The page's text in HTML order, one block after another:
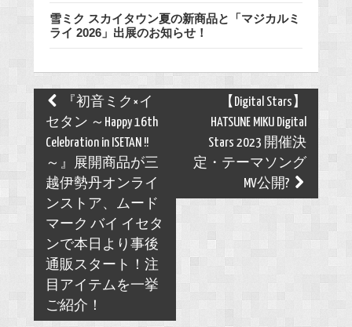
雪ミク スカイタウン夏の新商品と「マジカルミ
ライ 2026」出展のお知らせ！
Post
navigation
『初音ミク×イ
セタン ～Happy 16th
Celebration in ISETAN !!
～』展開商品が三
越伊勢丹オンライ
ンストア、ムード
マーク バイ イセタ
ンで本日より事後
通販スタート！注
目アイテムを一挙
ご紹介！
【Digital Stars】
HATSUNE MIKU Digital
Stars 2023 開催決
定・テーマソング
MV公開?